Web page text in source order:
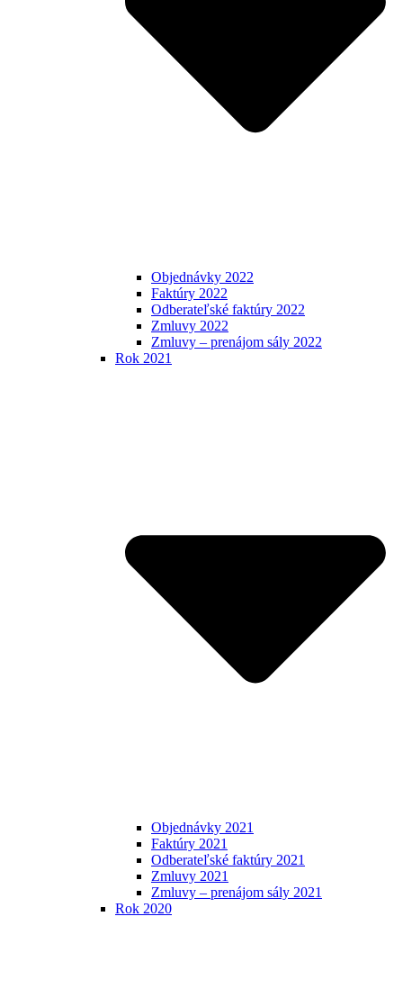
Objednávky 2022
Faktúry 2022
Odberateľské faktúry 2022
Zmluvy 2022
Zmluvy – prenájom sály 2022
Rok 2021
Objednávky 2021
Faktúry 2021
Odberateľské faktúry 2021
Zmluvy 2021
Zmluvy – prenájom sály 2021
Rok 2020